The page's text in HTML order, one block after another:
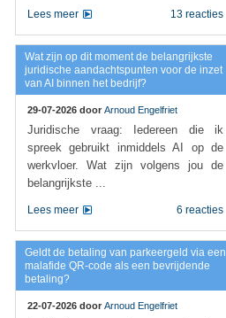
13 reacties
Lees meer
Wat zijn op dit moment de belangrijkste
juridische aandachtspunten voor de inzet
van AI binnen het bedrijf?
29-07-2026 door Arnoud Engelfriet
Juridische vraag: Iedereen die ik
spreek gebruikt inmiddels AI op de
werkvloer. Wat zijn volgens jou de
belangrijkste ...
6 reacties
Lees meer
Geldt de betaling van parkeergeld via een
malafide QR-code als een bevrijdende
betaling?
22-07-2026 door Arnoud Engelfriet